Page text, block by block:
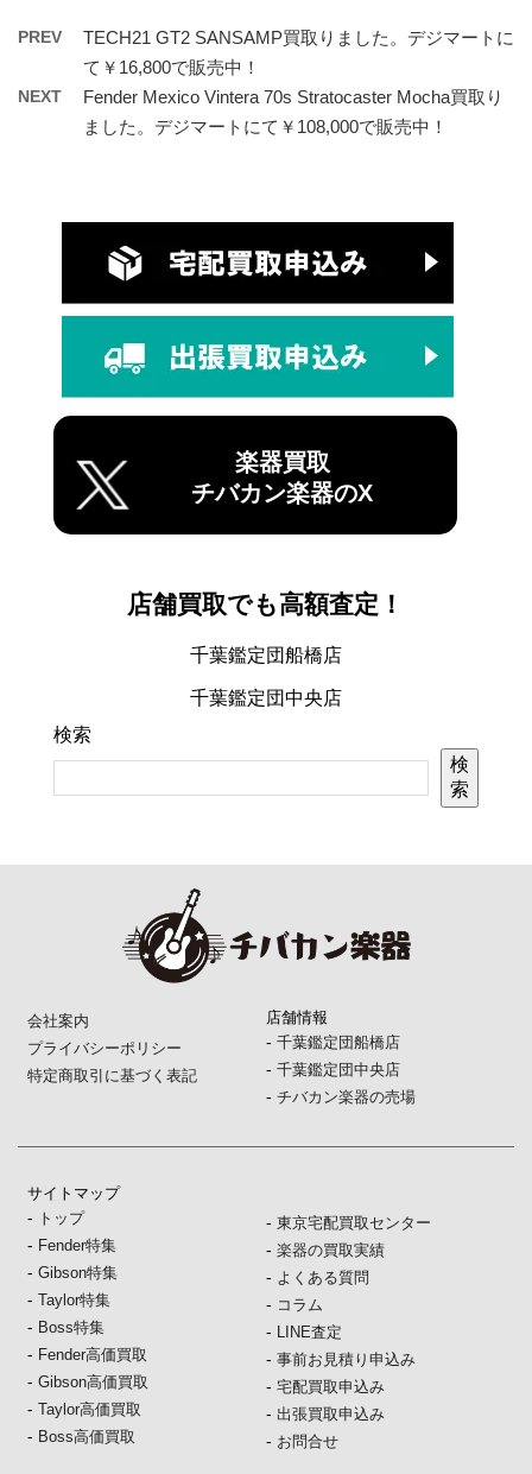
PREV
TECH21 GT2 SANSAMP買取りました。デジマートに
て￥16,800で販売中！
NEXT
Fender Mexico Vintera 70s Stratocaster Mocha買取り
ました。デジマートにて￥108,000で販売中！
楽器買取
チバカン楽器のX
店舗買取でも高額査定！
千葉鑑定団船橋店
千葉鑑定団中央店
検索
検
索
会社案内
プライバシーポリシー
特定商取引に基づく表記
店舗情報
- 千葉鑑定団船橋店
- 千葉鑑定団中央店
- チバカン楽器の売場
サイトマップ
- トップ
- Fender特集
-Gibson特集
-Taylor特集
- Boss特集
- Fender高価買取
-Gibson高価買取
-Taylor高価買取
- Boss高価買取
- 東京宅配買取センター
- 楽器の買取実績
- よくある質問
- コラム
- LINE査定
- 事前お見積り申込み
- 宅配買取申込み
- 出張買取申込み
- お問合せ